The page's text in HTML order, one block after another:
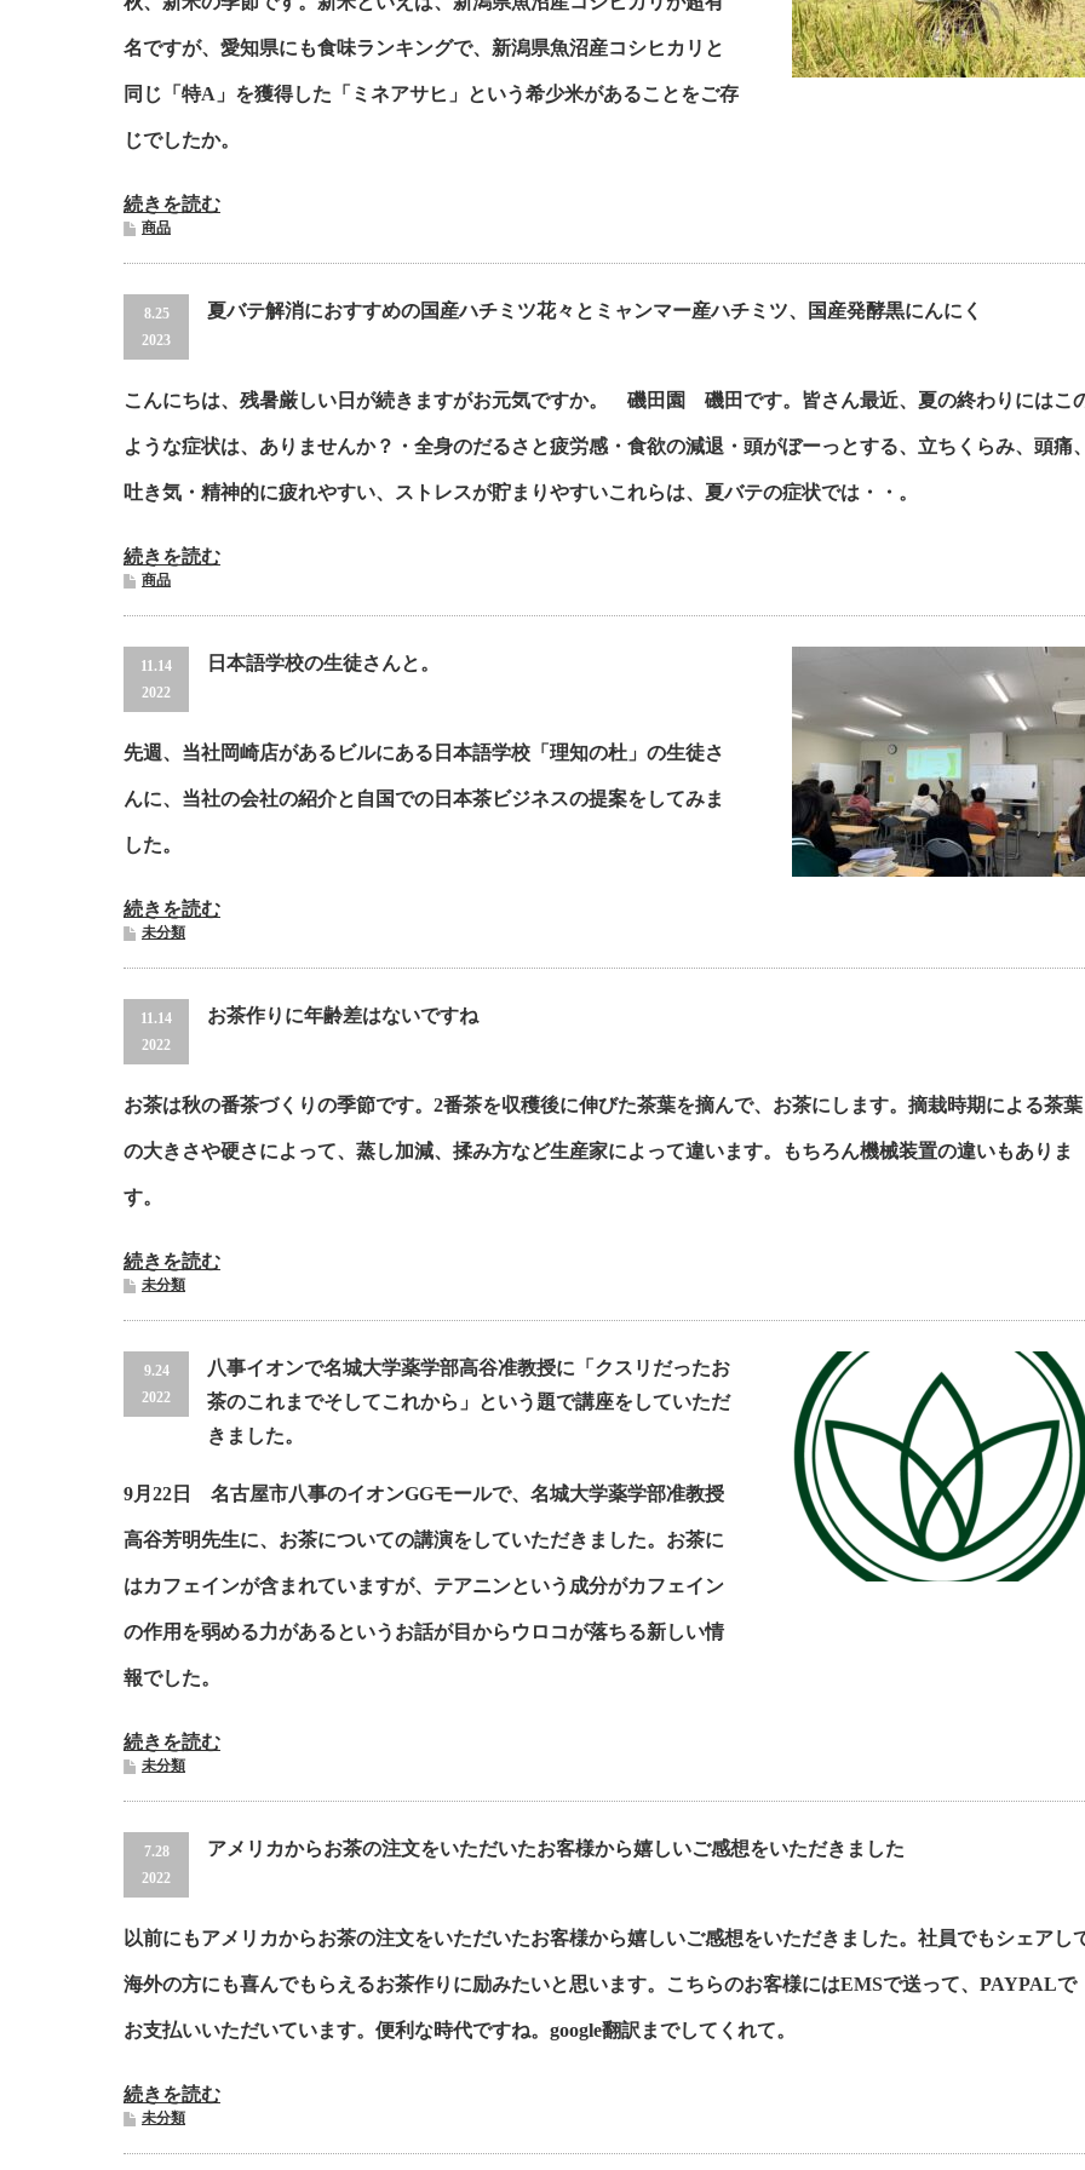
名ですが、愛知県にも食味ランキングで、新潟県魚沼産コシヒカリと
同じ「特A」を獲得した「ミネアサヒ」という希少米があることをご存
じでしたか。
続きを読む
商品
8.25
2023
夏バテ解消におすすめの国産ハチミツ花々とミャンマー産ハチミツ、国産発酵黒にんにく
こんにちは、残暑厳しい日が続きますがお元気ですか。 磯田園 磯田です。皆さん最近、夏の終わりにはこ
ような症状は、ありませんか？・全身のだるさと疲労感・食欲の減退・頭がぼーっとする、立ちくらみ、頭痛
吐き気・精神的に疲れやすい、ストレスが貯まりやすいこれらは、夏バテの症状では・・。
続きを読む
商品
11.14
2022
日本語学校の生徒さんと。
先週、当社岡崎店があるビルにある日本語学校「理知の杜」の生徒さ
んに、当社の会社の紹介と自国での日本茶ビジネスの提案をしてみま
した。
続きを読む
未分類
11.14
2022
お茶作りに年齢差はないですね
お茶は秋の番茶づくりの季節です。2番茶を収穫後に伸びた茶葉を摘んで、お茶にします。摘栽時期による茶葉
の大きさや硬さによって、蒸し加減、揉み方など生産家によって違います。もちろん機械装置の違いもありま
す。
続きを読む
未分類
9.24
2022
八事イオンで名城大学薬学部高谷准教授に「クスリだったお
茶のこれまでそしてこれから」という題で講座をしていただ
きました。
9月22日 名古屋市八事のイオンGGモールで、名城大学薬学部准教授
高谷芳明先生に、お茶についての講演をしていただきました。お茶に
はカフェインが含まれていますが、テアニンという成分がカフェイン
の作用を弱める力があるというお話が目からウロコが落ちる新しい情
報でした。
続きを読む
未分類
7.28
2022
アメリカからお茶の注文をいただいたお客様から嬉しいご感想をいただきました
以前にもアメリカからお茶の注文をいただいたお客様から嬉しいご感想をいただきました。社員でもシェアし
海外の方にも喜んでもらえるお茶作りに励みたいと思います。こちらのお客様にはEMSで送って、PAYPALで
お支払いいただいています。便利な時代ですね。google翻訳までしてくれて。
続きを読む
未分類